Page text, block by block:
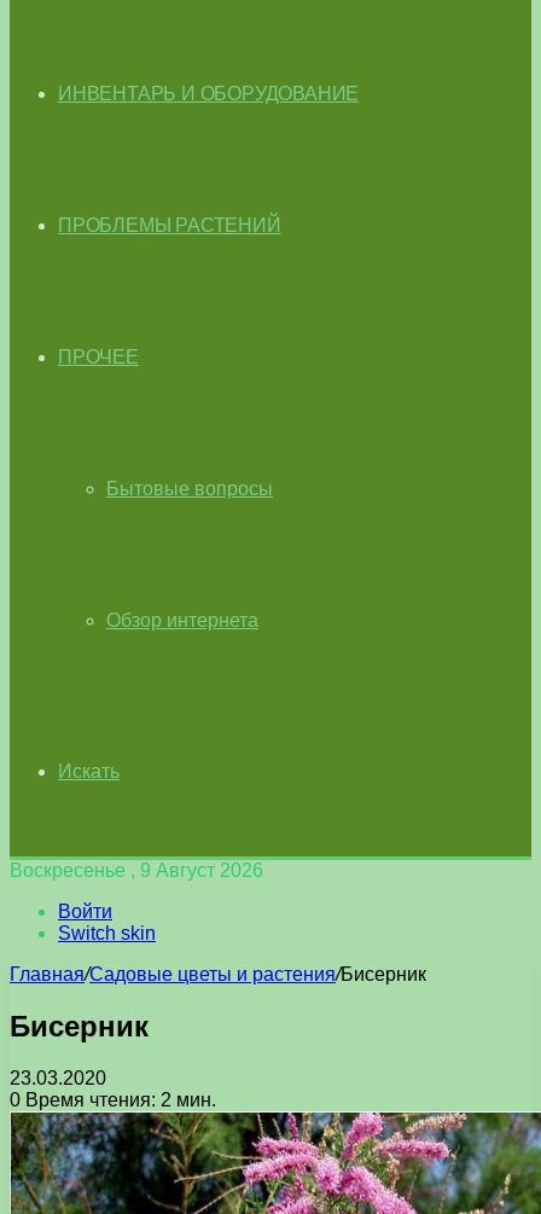
ИНВЕНТАРЬ И ОБОРУДОВАНИЕ
ПРОБЛЕМЫ РАСТЕНИЙ
ПРОЧЕЕ
Бытовые вопросы
Обзор интернета
Искать
Воскресенье , 9 Август 2026
Войти
Switch skin
Главная/Садовые цветы и растения/Бисерник
Бисерник
23.03.2020
0 Время чтения: 2 мин.